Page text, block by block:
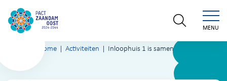
MENU
Home Activiteiten Inloophuis 1 is samen